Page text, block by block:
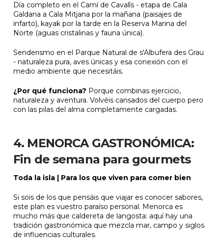
Día completo en el Camí de Cavalls - etapa de Cala
Galdana a Cala Mitjana por la mañana (paisajes de
infarto), kayak por la tarde en la Reserva Marina del
Norte (aguas cristalinas y fauna única).
Senderismo en el Parque Natural de s'Albufera des Grau
- naturaleza pura, aves únicas y esa conexión con el
medio ambiente que necesitáis.
¿Por qué funciona? Porque combinas ejercicio,
naturaleza y aventura. Volvéis cansados del cuerpo pero
con las pilas del alma completamente cargadas.
4. MENORCA GASTRONÓMICA:
Fin de semana para gourmets
Toda la isla | Para los que viven para comer bien
Si sois de los que pensáis que viajar es conocer sabores,
este plan es vuestro paraíso personal. Menorca es
mucho más que caldereta de langosta: aquí hay una
tradición gastronómica que mezcla mar, campo y siglos
de influencias culturales.